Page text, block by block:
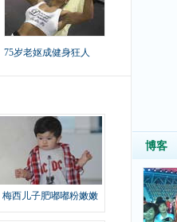
75岁老妪成健身狂人
梅西儿子肥嘟嘟粉嫩嫩
博客